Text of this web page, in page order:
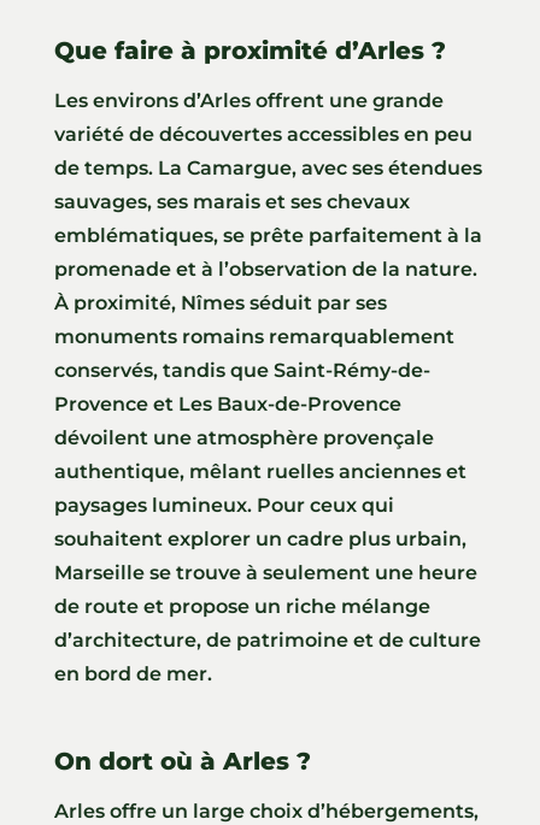
Que faire à proximité d’Arles ?
Les environs d’Arles offrent une grande
variété de découvertes accessibles en peu
de temps. La Camargue, avec ses étendues
sauvages, ses marais et ses chevaux
emblématiques, se prête parfaitement à la
promenade et à l’observation de la nature.
À proximité, Nîmes séduit par ses
monuments romains remarquablement
conservés, tandis que Saint-Rémy-de-
Provence et Les Baux-de-Provence
dévoilent une atmosphère provençale
authentique, mêlant ruelles anciennes et
paysages lumineux. Pour ceux qui
souhaitent explorer un cadre plus urbain,
Marseille se trouve à seulement une heure
de route et propose un riche mélange
d’architecture, de patrimoine et de culture
en bord de mer.
On dort où à Arles ?
Arles offre un large choix d’hébergements,